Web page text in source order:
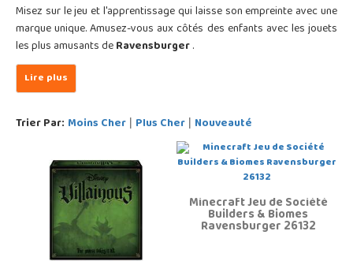
Misez sur le jeu et l'apprentissage qui laisse son empreinte avec une
marque unique. Amusez-vous aux côtés des enfants avec les jouets
les plus amusants deRavensburger.
Trier Par: Moins Cher | Plus Cher | Nouveauté
Minecraft Jeu de Société
Builders & Biomes
Ravensburger 26132